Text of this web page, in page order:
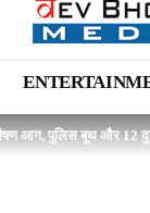
आग, पुलिस बूथ और 12